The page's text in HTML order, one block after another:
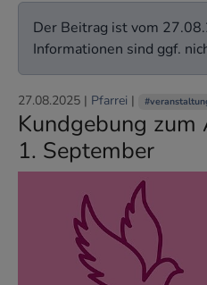
Der Beitrag ist vom
Informationen sind ggf.
27.08.2025 | Pfarrei |
Kundgebung
1. September